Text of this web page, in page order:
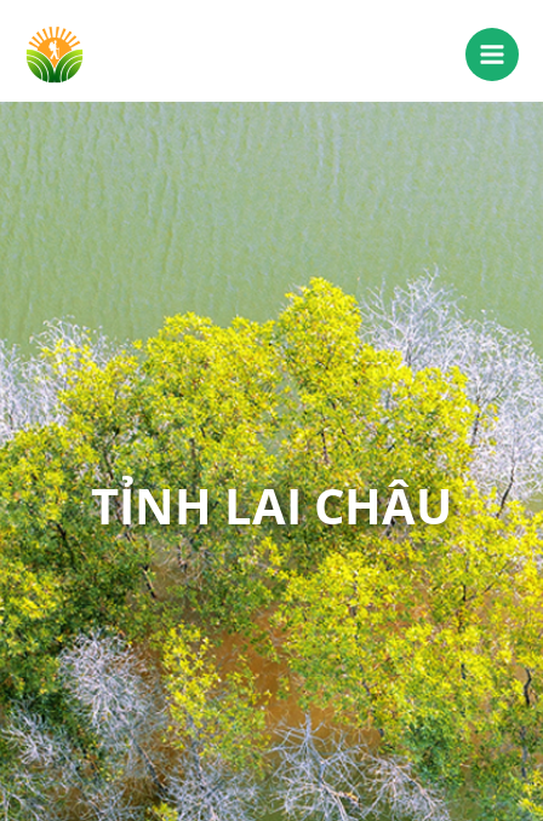
TỈNH LAI CHÂU